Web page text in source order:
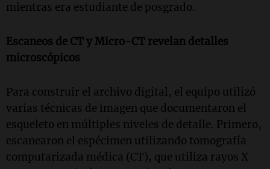
mientras era estudiante de posgrado.
Escaneos de CT y Micro-CT revelan detalles
microscópicos
Para construir el archivo digital, el equipo utilizó
varias técnicas de imagen que documentaron el
esqueleto en múltiples niveles de detalle. Primero,
escanearon el espécimen utilizando tomografía
computarizada médica (CT), que utiliza rayos X